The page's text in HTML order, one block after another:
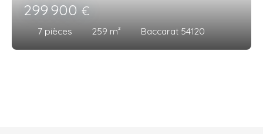
299 900€
7 pièces 259 m² Baccarat 54120